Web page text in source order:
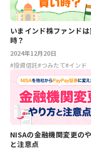
いまインド株ファンド
時？
2024年12月20日
#投資信託#つみたて#インド
NISAの金融機関変更の
と注意点